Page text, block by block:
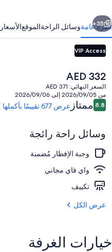
التالي
35+
نظرة عامةوسائل الراحةالموقعالأسعار
VIP Access
السعر
الحالي
هو
AED
332
AED 332
السعر النهائي: AED 371
من 2026/09/05 إلى 2026/09/06
التقييمات
8.88.8 من 10ممتاز عرض 677 تقييمًا بأكملها
وسائل راحة رائجة
وجبة الإفطار مُضمنة
واي فاي مجاني
تكييف
عرض الكل
خيارات الغرفة